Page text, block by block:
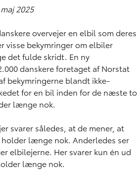
2025
overvejer en elbil som deres
visse bekymringer om elbiler
det fulde skridt. En ny
danskere foretaget af Norstat
bekymringerne blandt ikke-
for en bil inden for de næste to
længe nok.
svarer således, at de mener, at
længe nok. Anderledes ser
elbilejerne. Her svarer kun én ud
længe nok.